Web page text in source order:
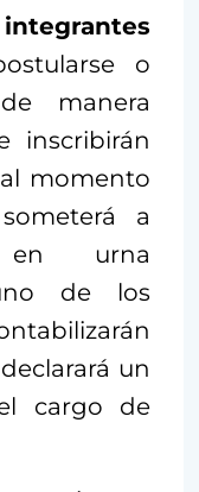
o
manera
inscribirán
momento
a
en urna
de los
un
cargo de